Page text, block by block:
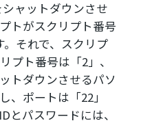
ャットダウンさせ
トがスクリプト番号
。それで、スクリプ
プト番号は「2」、
トダウンさせるパソ
、ポートは「22」
とパスワードには、